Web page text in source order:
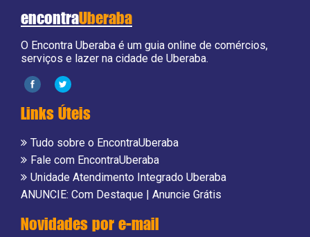
encontraUberaba
O Encontra Uberaba é um guia online de comércios,
serviços e lazer na cidade de Uberaba.
Links Úteis
Tudo sobre o EncontraUberaba
Fale com EncontraUberaba
Unidade Atendimento Integrado Uberaba
ANUNCIE: Com Destaque | Anuncie Grátis
Novidades por e-mail